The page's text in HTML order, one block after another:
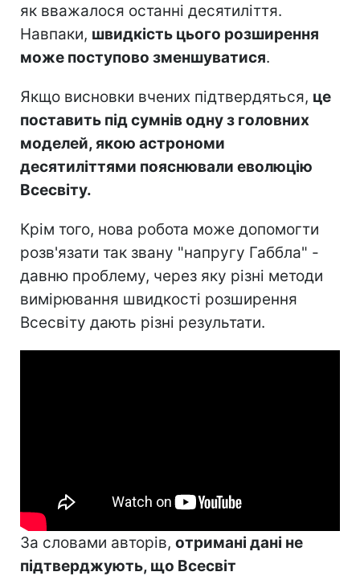
як вважалося останні десятиліття.
Навпаки, швидкість цього розширення
може поступово зменшуватися.
Якщо висновки вчених підтвердяться, це
поставить під сумнів одну з головних
моделей, якою астрономи
десятиліттями пояснювали еволюцію
Всесвіту.
Крім того, нова робота може допомогти
розв'язати так звану "напругу Габбла" -
давню проблему, через яку різні методи
вимірювання швидкості розширення
Всесвіту дають різні результати.
За словами авторів, отримані дані не
підтверджують, що Всесвіт